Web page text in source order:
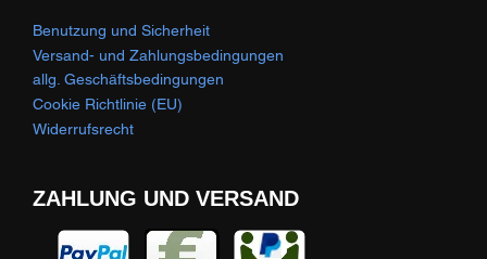
Benutzung und Sicherheit
Versand- und Zahlungsbedingungen
allg. Geschäftsbedingungen
Cookie Richtlinie (EU)
Widerrufsrecht
ZAHLUNG UND VERSAND